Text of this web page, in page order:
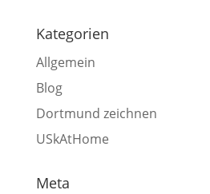
Kategorien
Allgemein
Blog
Dortmund zeichnen
USkAtHome
Meta